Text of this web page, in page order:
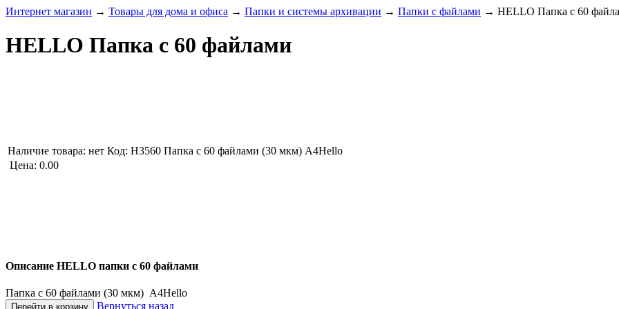
Интернет магазин → Товары для дома и офиса → Папки и системы архивации → Папки с файлами → HELLO Папка с 60
HELLO Папка с 60 файлами
Наличие товара: нет Код: H3560 Папка с 60 файлами (30 мкм) А4Hello
Цена: 0.00
Описание HELLO папки с 60 файлами
Папка с 60 файлами (30 мкм) А4Hello
Вернуться назад